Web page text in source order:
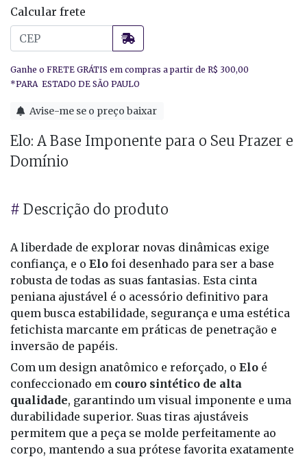
Calcular frete
Avise-me se o preço baixar
Elo: A Base Imponente para o Seu Prazer e
Domínio
# Descrição do produto
A liberdade de explorar novas dinâmicas exige
confiança, e o Elo foi desenhado para ser a base
robusta de todas as suas fantasias. Esta cinta
peniana ajustável é o acessório definitivo para
quem busca estabilidade, segurança e uma estética
fetichista marcante em práticas de penetração e
inversão de papéis.
Com um design anatômico e reforçado, o Elo é
confeccionado em couro sintético de alta
qualidade, garantindo um visual imponente e uma
durabilidade superior. Suas tiras ajustáveis
permitem que a peça se molde perfeitamente ao
corpo, mantendo a sua prótese favorita exatamente